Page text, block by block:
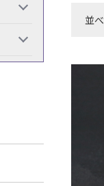
並